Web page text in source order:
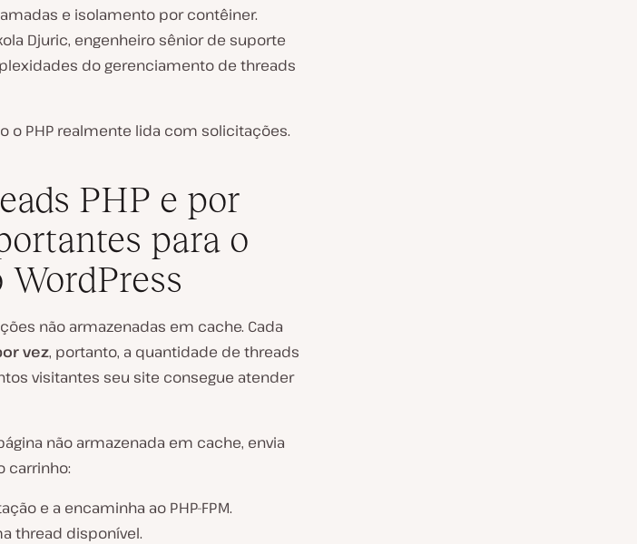
e isolamento por contêiner.
Djuric, engenheiro sênior de suporte
do gerenciamento de threads
PHP realmente lida com solicitações.
PHP e por
para o
não armazenadas em cache. Cada
vez, portanto, a quantidade de threads
visitantes seu site consegue atender
não armazenada em cache, envia
carrinho:
e a encaminha ao PHP-FPM.
thread disponível.